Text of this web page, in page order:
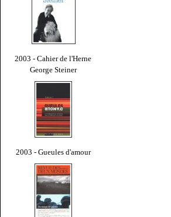
2003 - Cahier de l'Herne
George Steiner
2003 - Gueules d'amour